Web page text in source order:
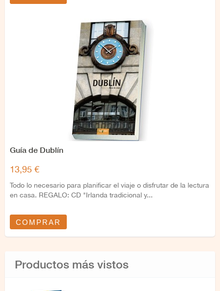
Guía de Dublín
13,95 €
Todo lo necesario para planificar el viaje o disfrutar de la lectura
en casa. REGALO: CD "Irlanda tradicional y...
COMPRAR
Productos más vistos